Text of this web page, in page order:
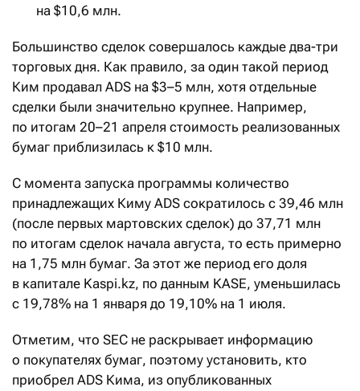
на $10,6 млн.
Большинство сделок совершалось каждые два-три
торговых дня. Как правило, за один такой период
Ким продавал ADS на $3–5 млн, хотя отдельные
сделки были значительно крупнее. Например,
по итогам 20–21 апреля стоимость реализованных
бумаг приблизилась к $10 млн.
С момента запуска программы количество
принадлежащих Киму ADS сократилось с 39,46 млн
(после первых мартовских сделок) до 37,71 млн
по итогам сделок начала августа, то есть примерно
на 1,75 млн бумаг. За этот же период его доля
в капитале Kaspi.kz, по данным KASE, уменьшилась
с 19,78% на 1 января до 19,10% на 1 июля.
Отметим, что SEC не раскрывает информацию
о покупателях бумаг, поэтому установить, кто
приобрел ADS Кима, из опубликованных